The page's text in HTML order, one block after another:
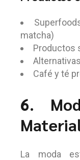
matcha)
Productos
Café y té
6.
La moda